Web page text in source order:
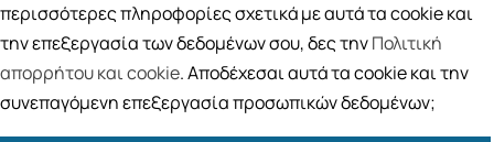
Ταξινόμηση Προβολή
περισσότερες πληροφορίες σχετικά με αυτά τα cookie και
την επεξεργασία των δεδομένων σου, δες τηνΠολιτική
απορρήτου και cookie. Αποδέχεσαι αυτά τα cookie και την
συνεπαγόμενη επεξεργασία προσωπικών δεδομένων;